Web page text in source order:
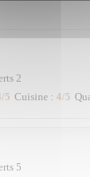
2
/5 Cuisine : 4/5
5